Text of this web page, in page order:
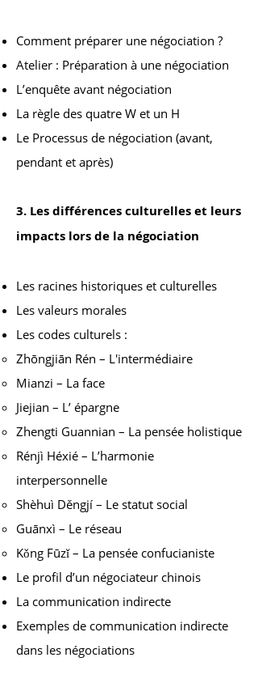
Comment préparer une négociation ?
Atelier : Préparation à une négociation
L’enquête avant négociation
La règle des quatre W et un H
Le Processus de négociation (avant,
pendant et après)
3. Les différences culturelles et leurs
impacts lors de la négociation
Les racines historiques et culturelles
Les valeurs morales
Les codes culturels :
Zhōngjiān Rén – L'intermédiaire
Mianzi – La face
Jiejian – L’ épargne
Zhengti Guannian – La pensée holistique
Rénjì Héxié – L’harmonie
interpersonnelle
Shèhuì Děngjí – Le statut social
Guānxì – Le réseau
Kǒng Fūzǐ – La pensée confucianiste
Le profil d’un négociateur chinois
La communication indirecte
Exemples de communication indirecte
dans les négociations